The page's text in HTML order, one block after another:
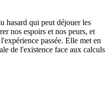
hasard qui peut déjouer les
nos espoirs et nos peurs, et
passée. Elle met en
de l'existence face aux calculs